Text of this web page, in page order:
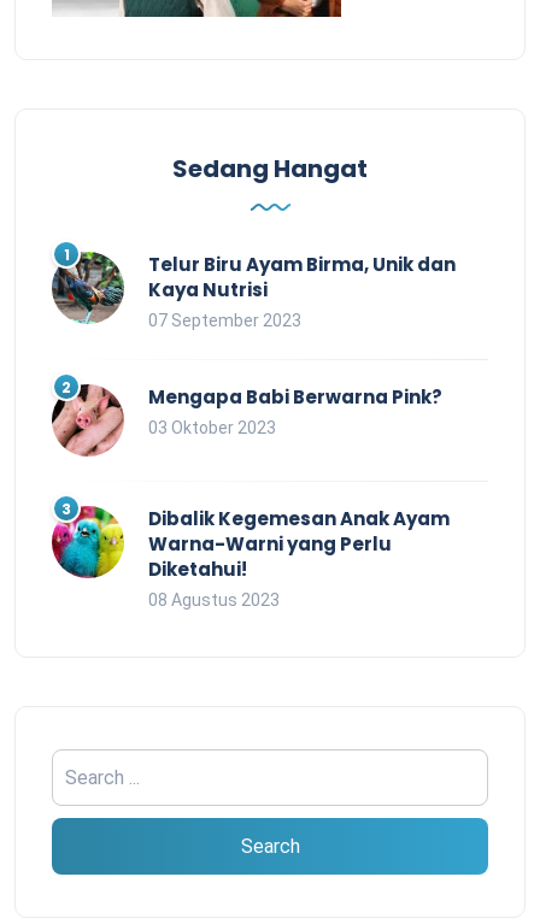
Sedang Hangat
Telur Biru Ayam Birma, Unik dan
Kaya Nutrisi
07 September 2023
Mengapa Babi Berwarna Pink?
03 Oktober 2023
Dibalik Kegemesan Anak Ayam
Warna-Warni yang Perlu
Diketahui!
08 Agustus 2023